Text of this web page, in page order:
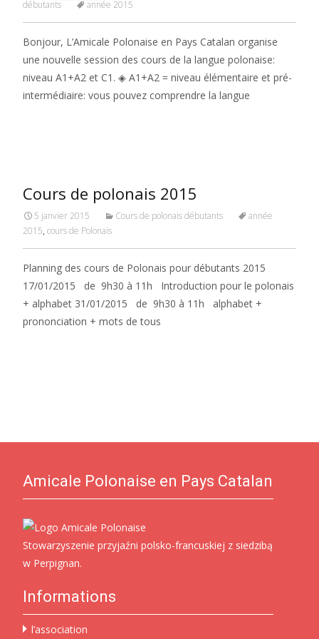
débutants
année 2015
Bonjour, L’Amicale Polonaise en Pays Catalan organise
une nouvelle session des cours de la langue polonaise:
niveau A1+A2 et C1. ◈ A1+A2 = niveau élémentaire et pré-
intermédiaire: vous pouvez comprendre la langue
Cours de polonais 2015
5 janvier 2015 Cours de polonais débutants
année
2015, cours de Polonais
Planning des cours de Polonais pour débutants 2015
17/01/2015 de 9h30 à 11h Introduction pour le polonais
+ alphabet 31/01/2015 de 9h30 à 11h alphabet +
prononciation + mots de tous
Amicale Polonaise en Pays Catalan
Stowarzyszenie przyjaźni polsko-francuskiej z siedzibą
w Perpignan.
Informations
l’association